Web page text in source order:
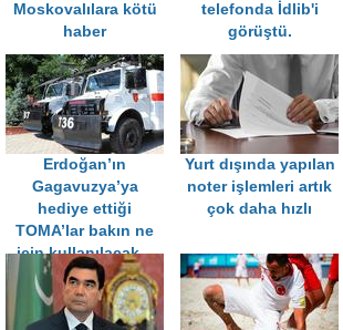
Moskovalılara kötü
haber
telefonda İdlib'i
görüştü.
Erdoğan’ın
Gagavuzya’ya
hediye ettiği
TOMA’lar bakın ne
için kullanılacak...
Yurt dışında yapılan
noter işlemleri artık
çok daha hızlı